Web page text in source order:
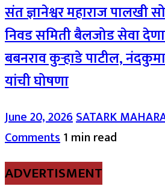
संत ज्ञानेश्वर महाराज पालखी
निवड समिती बैलजोड सेवा
बबनराव कुऱ्हाडे पाटील,
यांची घोषणा
June 20, 2026SATARK
Comments1 min read
ADVERTISMENT